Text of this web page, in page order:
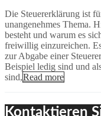
Die Steuererklärung ist
unangenehmes Thema.
besteht und warum es
freiwillig einzureichen.
zur Abgabe einer
Beispiel ledig sind und
sind,Read more
Kontaktieren